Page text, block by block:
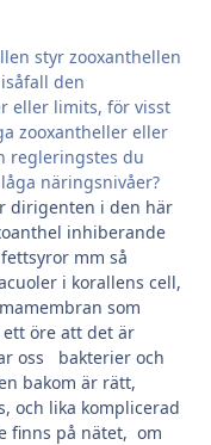
styr zooxanthellen
den
eller limits, för visst
zooxantheller eller
regleringstes du
näringsnivåer?
dirigenten i den här
inhiberande
mm så
i korallens cell,
som
öre att det är
oss bakterier och
bakom är rätt,
och lika komplicerad
finns på nätet, om